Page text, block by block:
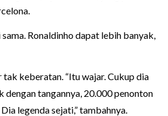
Ronaldinho dapat lebih banyak,
keberatan. “Itu wajar. Cukup dia
tangannya, 20.000 penonton
legenda sejati,” tambahnya.